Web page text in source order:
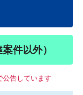
件以外）
公告しています